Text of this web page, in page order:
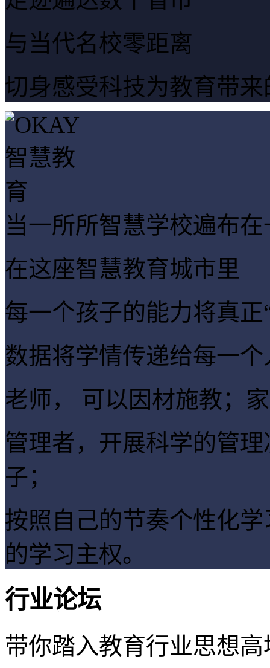
与当代名校零距离
切身感受科技为教育带
当一所所智慧学校遍布
在这座智慧教育城市里
每一个孩子的能力将真正
数据将学情传递给每一
老师， 可以因材施教；
管理者，开展科学的管
子；
按照自己的节奏个性化
的学习主权。
行业论坛
带你踏入教育行业思想高